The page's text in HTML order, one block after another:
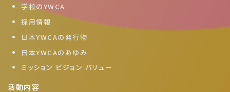
学校のYWCA
採用情報
日本YWCAの発行物
日本YWCAのあゆみ
ミッション ビジョン バリュー
活動内容